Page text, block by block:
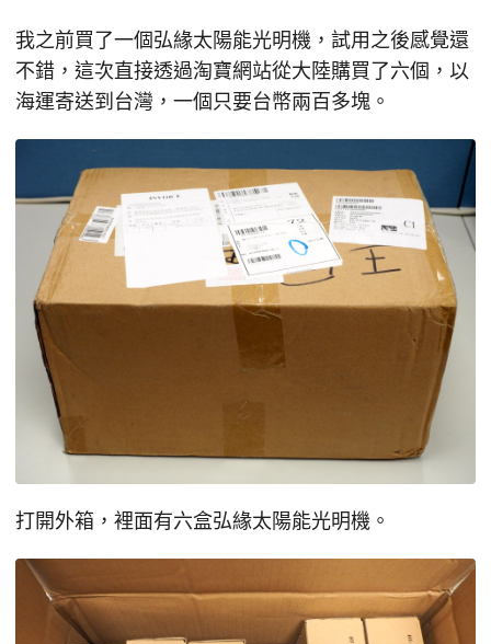
我之前買了一個弘緣太陽能光明機，試用之後感覺還
不錯，這次直接透過淘寶網站從大陸購買了六個，以
海運寄送到台灣，一個只要台幣兩百多塊。
打開外箱，裡面有六盒弘緣太陽能光明機。